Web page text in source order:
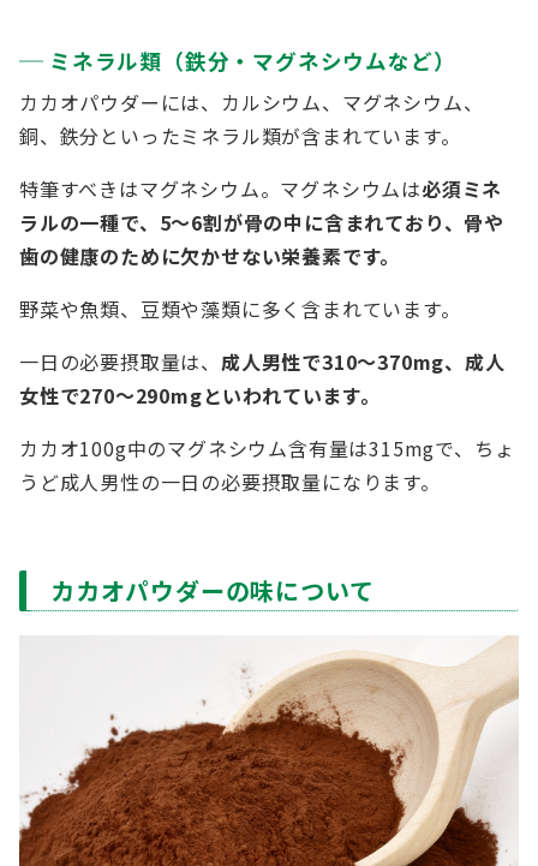
ミネラル類（鉄分・マグネシウムなど）
カカオパウダーには、カルシウム、マグネシウム、
銅、鉄分といったミネラル類が含まれています。
特筆すべきはマグネシウム。マグネシウムは必須ミネ
ラルの一種で、5～6割が骨の中に含まれており、骨や
歯の健康のために欠かせない栄養素です。
野菜や魚類、豆類や藻類に多く含まれています。
一日の必要摂取量は、 成人男性で310～370mg、成人
女性で270～290mgといわれています。
カカオ100g中のマグネシウム含有量は315mgで、ちょ
うど成人男性の一日の必要摂取量になります。
カカオパウダーの味について